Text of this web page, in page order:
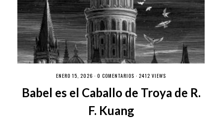
ENERO 15, 2026 · 0 COMENTARIOS · 2412 VIEWS
Babel es el Caballo de Troya de R.
F. Kuang